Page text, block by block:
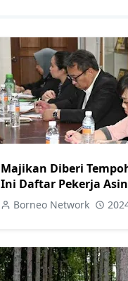
Majikan Diberi
Ini Daftar Pekerja
RTK 2.0
Borneo Network